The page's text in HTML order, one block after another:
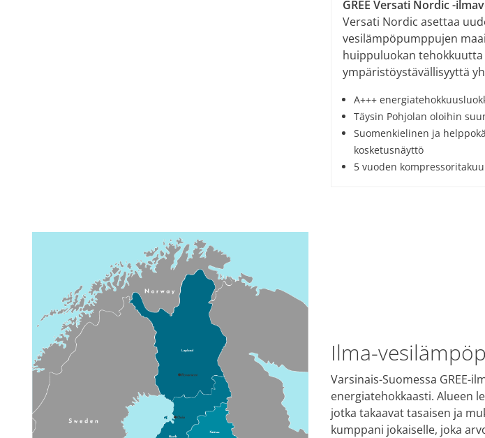
GREE Versati Nordic -
Versati Nordic asettaa
vesilämpöpumppujen
huippuluokan tehokkuutta
ympäristöystävällisyyttä
A+++
Täysin Pohjolan oloihin
Suomenkielinen ja
kosketusnäyttö
5 vuoden kompressoritakuu
Ilma-
Varsinais-Suomessa
energiatehokkaasti. Alueen
jotka takaavat tasaisen ja
kumppani jokaiselle, joka